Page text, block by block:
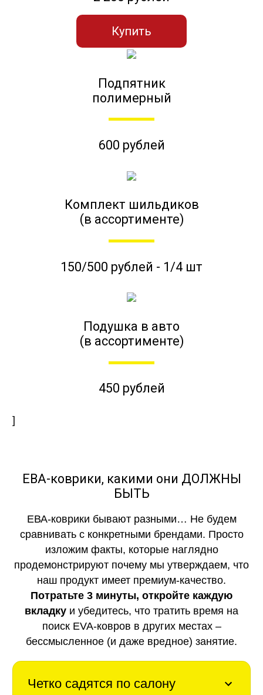
Купить
Подпятник
полимерный
600 рублей
Комплект шильдиков
(в ассортименте)
150/500 рублей - 1/4 шт
Подушка в авто
(в ассортименте)
450 рублей
]
ЕВА-коврики, какими они ДОЛЖНЫ
БЫТЬ
ЕВА-коврики бывают разными… Не будем
сравнивать с конкретными брендами. Просто
изложим факты, которые наглядно
продемонстрируют почему мы утверждаем, что
наш продукт имеет премиум-качество.
Потратьте 3 минуты, откройте каждую
вкладку и убедитесь, что тратить время на
поиск EVA-ковров в других местах –
бессмысленное (и даже вредное) занятие.
Четко садятся по салону